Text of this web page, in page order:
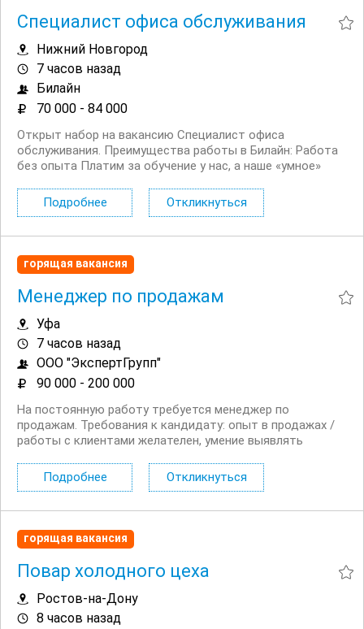
Специалист офиса обслуживания
Нижний Новгород
7 часов назад
Билайн
70 000 - 84 000
Открыт набор на вакансию Специалист офиса
обслуживания. Преимущества работы в Билайн: Работа
без опыта Платим за обучение у нас, а наше «умное»
быстро отвечать на любые вопросы клиентов Рядом с
домом, подбираем офис рядом с...
Подробнее Откликнуться
горящая вакансия
Менеджер по продажам
Уфа
7 часов назад
ООО "ЭкспертГрупп"
90 000 - 200 000
На постоянную работу требуется менеджер по
продажам. Требования к кандидату: опыт в продажах /
работы с клиентами желателен, умение выявлять
услуги, навыки общения, ведения переговоров,
грамотная устная и письменная...
Подробнее Откликнуться
горящая вакансия
Повар холодного цеха
Ростов-на-Дону
8 часов назад